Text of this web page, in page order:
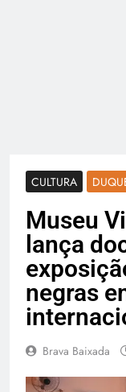
CULTURA
Museu
lança
negras
Brava Baixada